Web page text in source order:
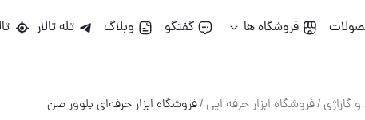
فروشگاه ها گفتگو وبلاگ تله تالار
گاراژی/فروشگاه ابزار حرفه ایی/فروشگاه ابزار حرفه‌ای بلوور صن